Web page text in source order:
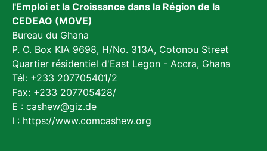
l'Emploi et la Croissance dans la Région de la
CEDEAO (MOVE)
Bureau du Ghana
P. O. Box KIA 9698, H/No. 313A, Cotonou Street
Quartier résidentiel d'East Legon - Accra, Ghana
Tél: +233 207705401/2
Fax: +233 207705428/
E : cashew@giz.de
I : https://www.comcashew.org